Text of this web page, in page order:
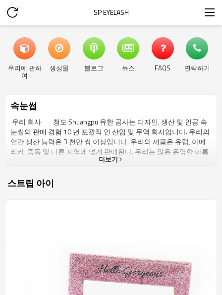
SP EYELASH
우리에 관하
여
생성물 블로그 뉴스 FAQS 연락하기
속눈썹
우리 회사 청도 Shuangpu 유한 공사는 디자인, 생산 및 인공 속
눈썹의 판매 경험 10 년 포괄적 인 산업 및 무역 회사입니다. 우리의
연간 생산 능력은 3 천만 쌍 이상입니다. 우리의 제품은 유럽, 아메
리카, 중동 및 다른 지역에 넓게 판매된다. 우리는 많은 유명한 아름
다움 상표를 가진 장기 협력이있다.우리는 300 가지 이상의 서로 다
한 스타일은 다음과 같이 분류 할 수 있습니다 : 깃털, 화려한 (패션),
합성, 모피 (수달, 말과 여우), 종이, 다이아몬드, 속눈썹 연장 시리즈.
를 제공합니다.SP 속눈썹이 가장 먼저 선택됩니다. 우리 팀 우리는
커다란 가족으로 에너지가 넘치며 여기있는 모든 사람들은 생기 있
고 명랑하며 긍정적입니다. 우리 모두는 속눈썹에 대한 열정과 인생
에 대한 사랑으로 가득 차 있습니다.우리는 팀의 경기에 참여하고,
생일을 맞은 모든 사람들을위한 생일 파티를 준비하고 서로를 만난
더보기
스트립 아이